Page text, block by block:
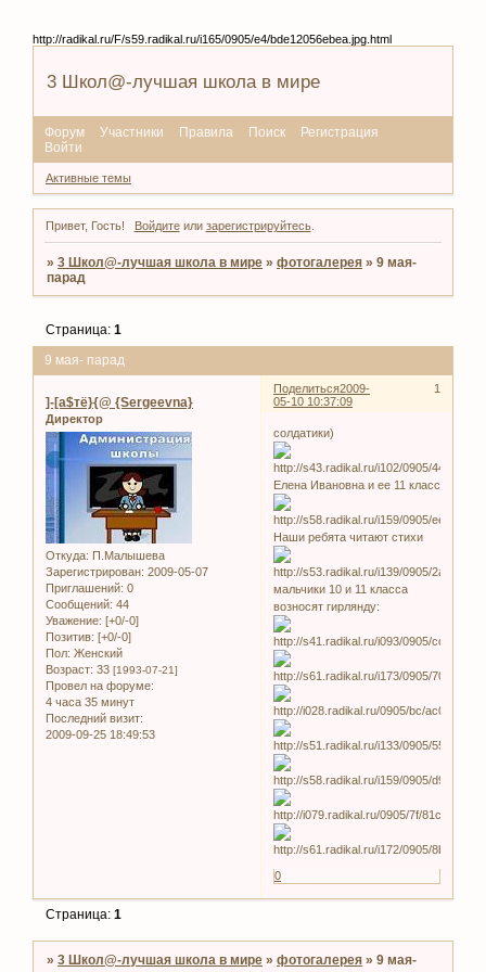
http://radikal.ru/F/s59.radikal.ru/i165/0905/e4/bde12056ebea.jpg.html
3 Школ@-лучшая школа в мире
Форум Участники Правила Поиск
Регистрация
Войти
Активные темы
Привет, Гость! Войдитеили зарегистрируйтесь.
»3 Школ@-лучшая школа в мире »фотогалерея »9 мая-
парад
9 мая- парад
Страница:1
Поделиться 1
2009-
05-10 10:37:09
]-[а$тё}{@ {Sergeevna}
Директор
Откуда: П.Малышева
Зарегистрирован: 2009-05-07
Приглашений: 0
Сообщений: 44
Уважение: [+0/-0]
Позитив: [+0/-0]
Пол: Женский
Возраст: 33 [1993-07-21]
Провел на форуме:
4 часа 35 минут
Последний визит:
2009-09-25 18:49:53
солдатики)
Елена Ивановна и ее 11 класс
Наши ребята читают стихи
мальчики 10 и 11 класса
возносят гирлянду:
0
Страница:1
»3 Школ@-лучшая школа в мире »фотогалерея »9 мая-